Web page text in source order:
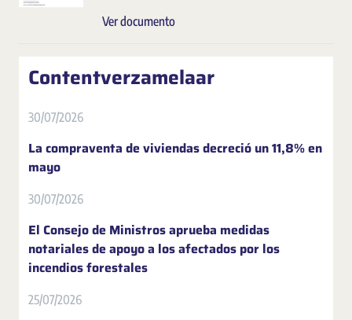
Ver documento
Contentverzamelaar
30/07/2026
La compraventa de viviendas decreció un 11,8% en
mayo
30/07/2026
El Consejo de Ministros aprueba medidas
notariales de apoyo a los afectados por los
incendios forestales
25/07/2026